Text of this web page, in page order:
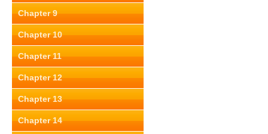
Chapter 9
Chapter 10
Chapter 11
Chapter 12
Chapter 13
Chapter 14